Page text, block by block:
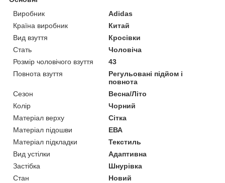
Виробник
Adidas
Країна виробник
Китай
Вид взуття
Кросівки
Стать
Чоловіча
Розмір чоловічого взуття
43
Повнота взуття
Регульовані підйом і
повнота
Сезон
Весна/Літо
Колір
Чорний
Матеріал верху
Сітка
Матеріал підошви
ЕВА
Матеріал підкладки
Текстиль
Вид устілки
Адаптивна
Застібка
Шнурівка
Стан
Новий